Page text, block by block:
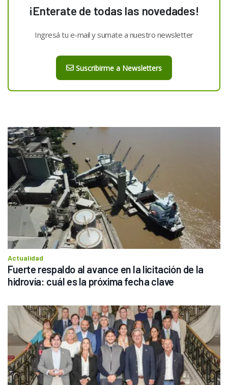
¡Enterate de todas las novedades!
Ingresá tu e-mail y sumate a nuestro newsletter
Suscribirme a Newsletters
Actualidad
Fuerte respaldo al avance en la licitación de la
hidrovía: cuál es la próxima fecha clave